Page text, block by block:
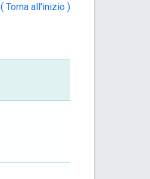
( Torna all'inizio )